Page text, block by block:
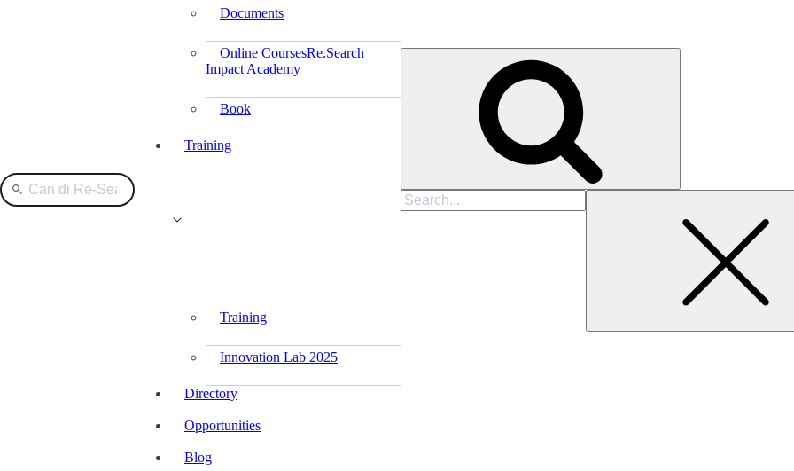
Documents
Online CoursesRe.Search
Impact Academy
Book
Training
Training
Innovation Lab 2025
Directory
Opportunities
Blog
Search
for: